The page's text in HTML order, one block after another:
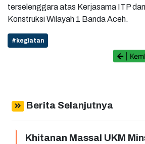
terselenggara atas Kerjasama ITP
Konstruksi Wilayah 1 Banda Aceh.
#kegiatan
|
Berita Selanjutnya
Khitanan Massal UKM